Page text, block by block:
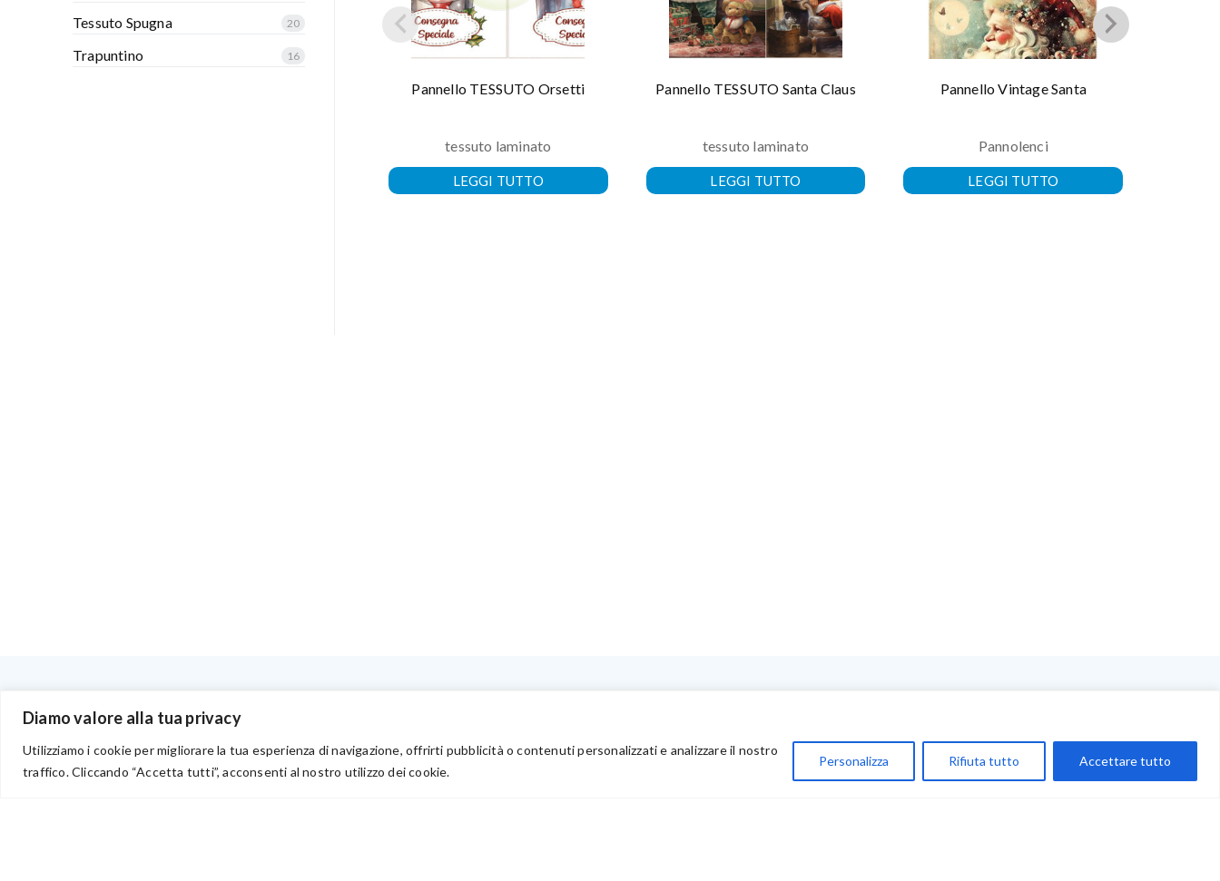
Diamo valore alla tua privacy
Utilizziamo i cookie per migliorare la tua esperienza di navigazione, offrirti pubblicità o contenuti personalizzati e analizzare il nostro
traffico. Cliccando “Accetta tutti”, acconsenti al nostro utilizzo dei cookie.
Personalizza Rifiuta tutto Accettare tutto
Pannello TESSUTO Orsetti
tessuto laminato
LEGGI TUTTO
Pannello TESSUTO Santa Claus
tessuto laminato
LEGGI TUTTO
Pannello Vintage Santa
Pannolenci
LEGGI TUTTO
Tessuto Spugna 20
Trapuntino 16
Privacy
Chi Siamo
My Account
Carrello